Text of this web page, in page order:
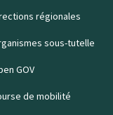
régionales
sous-tutelle
GOV
de mobilité